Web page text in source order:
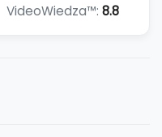
VideoWiedza™: 8.8